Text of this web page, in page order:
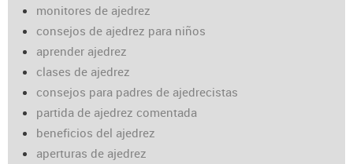
monitores de ajedrez
consejos de ajedrez para niños
aprender ajedrez
clases de ajedrez
consejos para padres de ajedrecistas
partida de ajedrez comentada
beneficios del ajedrez
aperturas de ajedrez